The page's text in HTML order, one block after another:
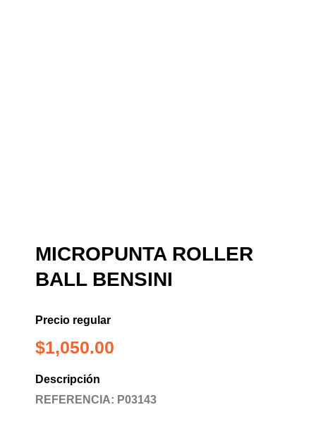
MICROPUNTA ROLLER
BALL BENSINI
Precio regular
$1,050.00
Descripción
REFERENCIA: P03143